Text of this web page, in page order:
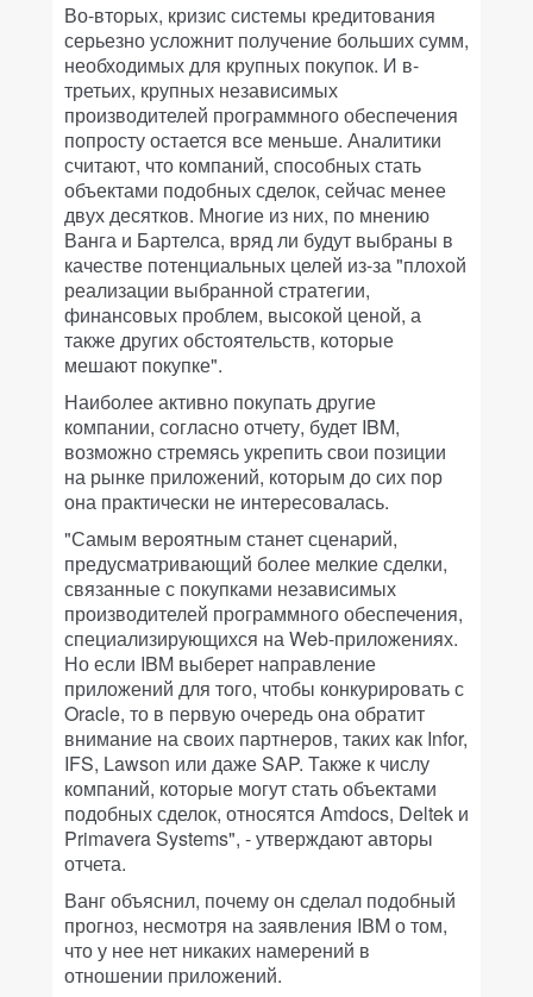
Во-вторых, кризис системы кредитования
серьезно усложнит получение больших сумм,
необходимых для крупных покупок. И в-
третьих, крупных независимых
производителей программного обеспечения
попросту остается все меньше. Аналитики
считают, что компаний, способных стать
объектами подобных сделок, сейчас менее
двух десятков. Многие из них, по мнению
Ванга и Бартелса, вряд ли будут выбраны в
качестве потенциальных целей из-за "плохой
реализации выбранной стратегии,
финансовых проблем, высокой ценой, а
также других обстоятельств, которые
мешают покупке".
Наиболее активно покупать другие
компании, согласно отчету, будет IBM,
возможно стремясь укрепить свои позиции
на рынке приложений, которым до сих пор
она практически не интересовалась.
"Самым вероятным станет сценарий,
предусматривающий более мелкие сделки,
связанные с покупками независимых
производителей программного обеспечения,
специализирующихся на Web-приложениях.
Но если IBM выберет направление
приложений для того, чтобы конкурировать с
Oracle, то в первую очередь она обратит
внимание на своих партнеров, таких как Infor,
IFS, Lawson или даже SAP. Также к числу
компаний, которые могут стать объектами
подобных сделок, относятся Amdocs, Deltek и
Primavera Systems", - утверждают авторы
отчета.
Ванг объяснил, почему он сделал подобный
прогноз, несмотря на заявления IBM о том,
что у нее нет никаких намерений в
отношении приложений.